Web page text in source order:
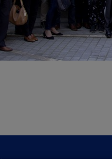
Instagram